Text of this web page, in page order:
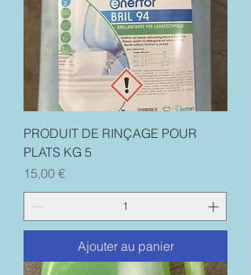
PRODUIT DE RINÇAGE POUR
PLATS KG 5
Prix
15,00 €
Ajouter au panier